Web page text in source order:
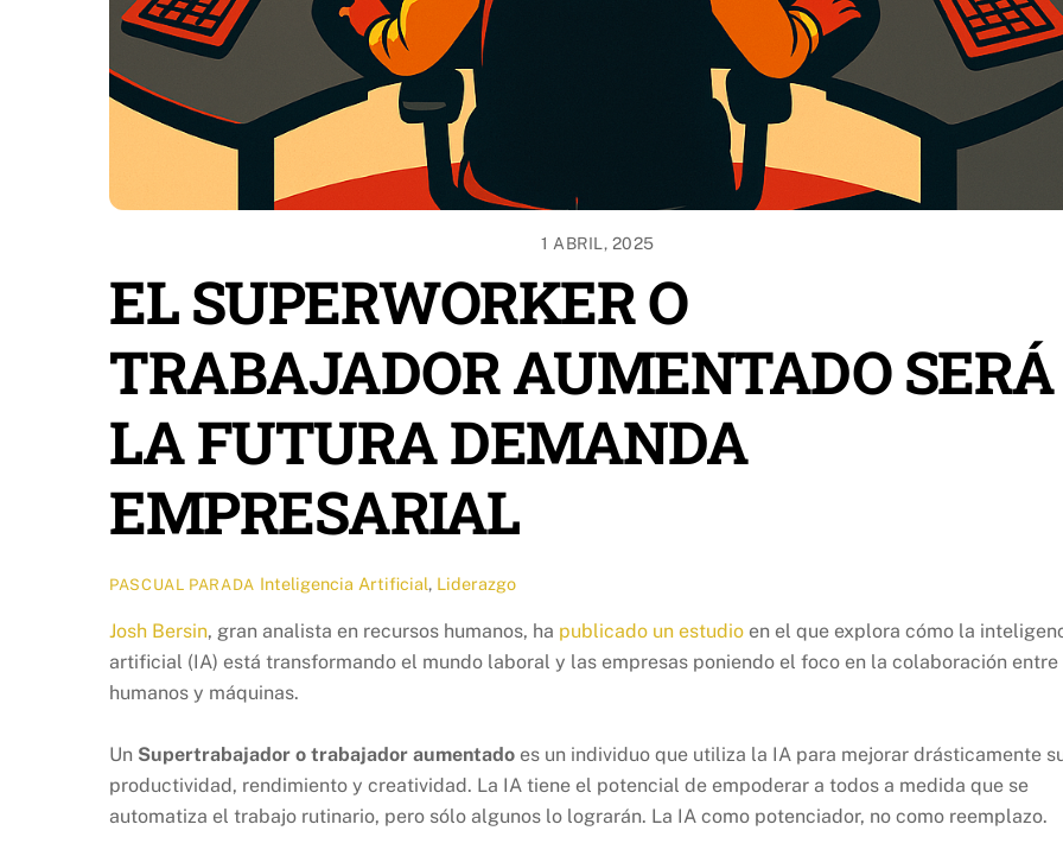
1 ABRIL, 2025
EL SUPERWORKER O
TRABAJADOR AUMENTADO SERÁ
LA FUTURA DEMANDA
EMPRESARIAL
PASCUAL PARADA Inteligencia Artificial, Liderazgo
Josh Bersin, gran analista en recursos humanos, ha publicado un estudio en el que explora cómo la
artificial (IA) está transformando el mundo laboral y las empresas poniendo el foco en la colaboración entre
humanos y máquinas.
Un Supertrabajador o trabajador aumentado es un individuo que utiliza la IA para mejorar drásticamente
productividad, rendimiento y creatividad. La IA tiene el potencial de empoderar a todos a medida que se
automatiza el trabajo rutinario, pero sólo algunos lo lograrán. La IA como potenciador, no como reemplazo.